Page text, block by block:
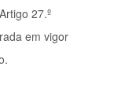
Artigo 27.º
em vigor